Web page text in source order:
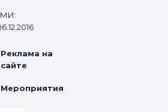
Реклама на
сайте
Мероприятия